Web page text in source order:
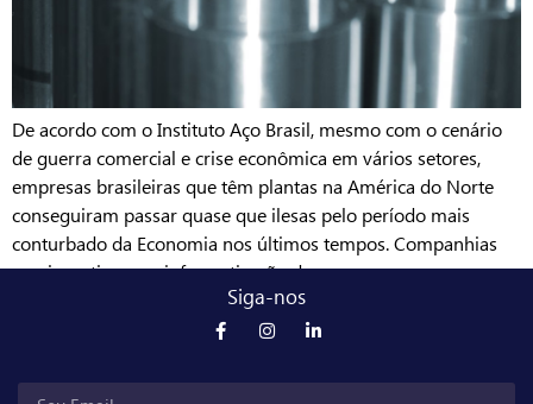
De acordo com o Instituto Aço Brasil, mesmo com o cenário
de guerra comercial e crise econômica em vários setores,
empresas brasileiras que têm plantas na América do Norte
conseguiram passar quase que ilesas pelo período mais
conturbado da Economia nos últimos tempos. Companhias
que investiram na informatização de seus processos
produtivos se deram bem […]Siga-nos